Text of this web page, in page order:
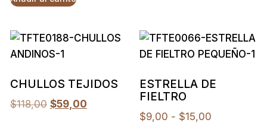
CHULLOS TEJIDOS
$118,00 $59,00
ESTRELLA DE
FIELTRO
$9,00 - $15,00